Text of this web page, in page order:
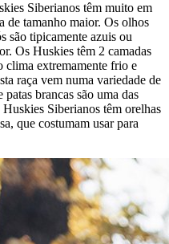
Siberianos têm muito em
de tamanho maior. Os olhos
são tipicamente azuis ou
Os Huskies têm 2 camadas
clima extremamente frio e
raça vem numa variedade de
patas brancas são uma das
Siberianos têm orelhas
que costumam usar para